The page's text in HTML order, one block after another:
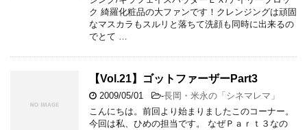
ク 綺羅化粧品の大ファンです！クレンジングは頑固
なマスカラもスルリと落ちて洗顔も同時に出来るの
でとて …
【Vol.21】ゴットファーザーPart3
2009/05/01 -長岡・米永の「シネマレマ」
こんにちは。前回より始まりましたこのコーナー。
今回は私、ひめの担当です。 なぜＰａｒｔ３なの